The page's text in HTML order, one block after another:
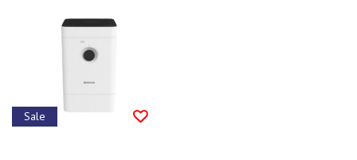
Sale